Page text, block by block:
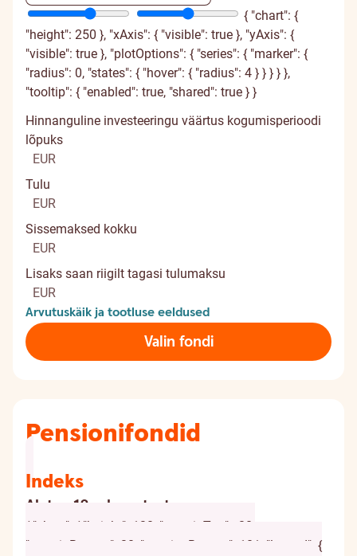
{ "chart": {
"height": 250 }, "xAxis": { "visible": true }, "yAxis": {
"visible": true }, "plotOptions": { "series": { "marker": {
"radius": 0, "states": { "hover": { "radius": 4 } } } } },
"tooltip": { "enabled": true, "shared": true } }
Hinnanguline investeeringu väärtus kogumisperioodi
lõpuks
EUR
Tulu
EUR
Sissemaksed kokku
EUR
Lisaks saan riigilt tagasi tulumaksu
EUR
Arvutuskäik ja tootluse eeldused
Valin fondi
Pensionifondid
Indeks
Alates 18. eluaastast
{ "chart": { "height": 120, "marginTop": -20,
"marginBottom": 20, "spacingBottom": 10 }, "legend": {